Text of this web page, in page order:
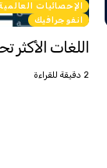
الإحصائيات
انفوجرافيك
اللغات الأكثر
2 دقيقة للقراءة